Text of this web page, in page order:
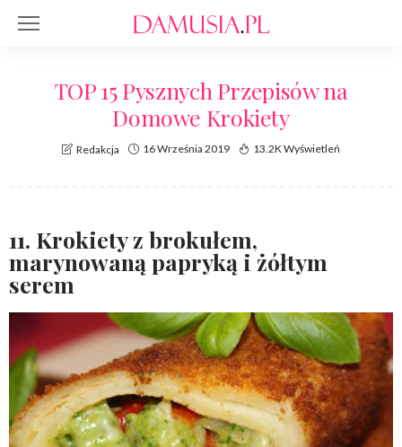
TOP 15 Pysznych Przepisów na
Domowe Krokiety
Redakcja 16 Września 2019 13.2K Wyświetleń
11. Krokiety z brokułem,
marynowaną papryką i żółtym
serem